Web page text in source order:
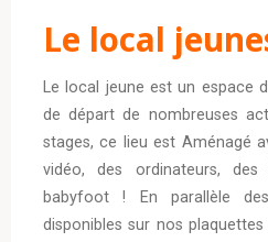
Le local
Le local jeune est un espace
de départ de nombreuses
stages, ce lieu est Aménagé
vidéo, des ordinateurs,
babyfoot ! En parallèle
disponibles sur nos